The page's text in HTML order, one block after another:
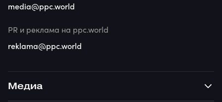
Медиа
media@ppc.world
PR и реклама на ppc.world
reklama@ppc.world